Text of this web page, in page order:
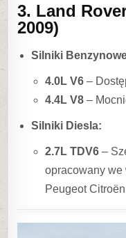
3. Land
2009)
Silniki
4.0L V6 –
4.4L V8 –
Silniki Diesla:
2.7L TDV6 –
opracowany we
Peugeot